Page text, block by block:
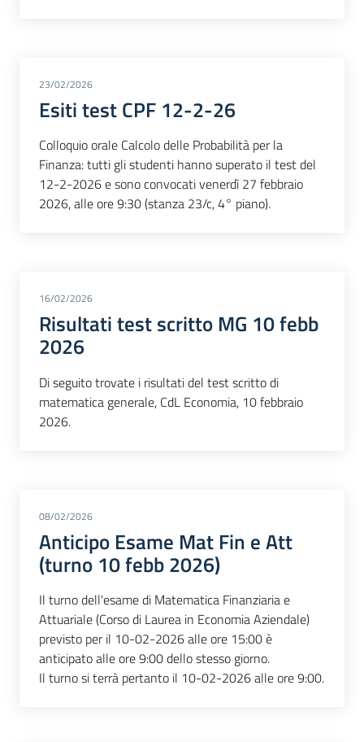
23/02/2026
Esiti test CPF 12-2-26
Colloquio orale Calcolo delle Probabilità per la
Finanza: tutti gli studenti hanno superato il test del
12-2-2026 e sono convocati venerdì 27 febbraio
2026, alle ore 9:30 (stanza 23/c, 4° piano).
16/02/2026
Risultati test scritto MG 10 febb
2026
Di seguito trovate i risultati del test scritto di
matematica generale, CdL Economia, 10 febbraio
2026.
08/02/2026
Anticipo Esame Mat Fin e Att
(turno 10 febb 2026)
Il turno dell'esame di Matematica Finanziaria e
Attuariale (Corso di Laurea in Economia Aziendale)
previsto per il 10-02-2026 alle ore 15:00 è
anticipato alle ore 9:00 dello stesso giorno.
Il turno si terrà pertanto il 10-02-2026 alle ore 9:00.